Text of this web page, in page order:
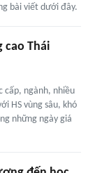
bài viết dưới đây.
cao Thái
cấp, ngành, nhiều
HS vùng sâu, khó
những ngày giá